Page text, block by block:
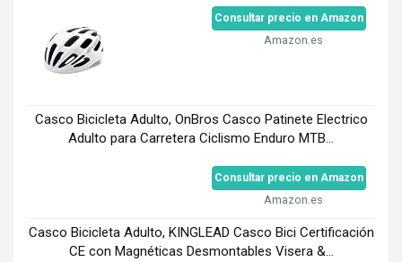
Consultar precio en Amazon
Amazon.es
Casco Bicicleta Adulto, OnBros Casco Patinete Electrico
Adulto para Carretera Ciclismo Enduro MTB...
Consultar precio en Amazon
Amazon.es
Casco Bicicleta Adulto, KINGLEAD Casco Bici Certificación
CE con Magnéticas Desmontables Visera &...